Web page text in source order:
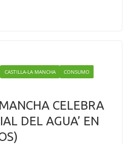
CASTILLA-LA MANCHA
CONSUMO
CELEBRA
DEL AGUA’ EN